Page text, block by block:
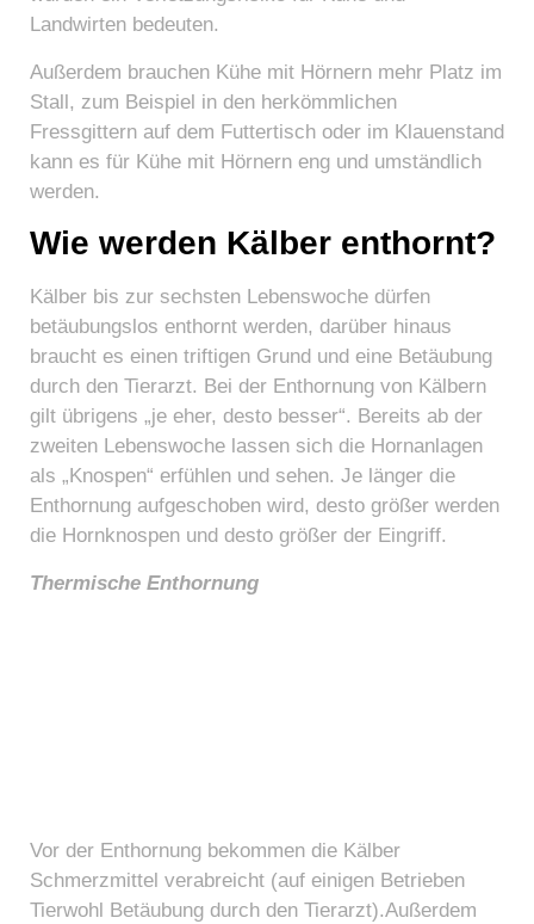
Landwirten bedeuten.
Außerdem brauchen Kühe mit Hörnern mehr Platz im
Stall, zum Beispiel in den herkömmlichen
Fressgittern auf dem Futtertisch oder im Klauenstand
kann es für Kühe mit Hörnern eng und umständlich
werden.
Wie werden Kälber enthornt?
Kälber bis zur sechsten Lebenswoche dürfen
betäubungslos enthornt werden, darüber hinaus
braucht es einen triftigen Grund und eine Betäubung
durch den Tierarzt. Bei der Enthornung von Kälbern
gilt übrigens „je eher, desto besser“. Bereits ab der
zweiten Lebenswoche lassen sich die Hornanlagen
als „Knospen“ erfühlen und sehen. Je länger die
Enthornung aufgeschoben wird, desto größer werden
die Hornknospen und desto größer der Eingriff.
Thermische Enthornung
Vor der Enthornung bekommen die Kälber
Schmerzmittel verabreicht (auf einigen Betrieben
Tierwohl Betäubung durch den Tierarzt).Außerdem